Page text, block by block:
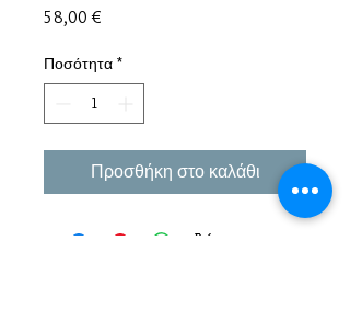
58,00 €
Ποσότητα *
Προσθήκη στο καλάθι